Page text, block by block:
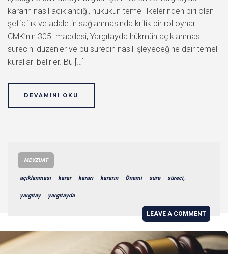
kararın nasıl açıklandığı, hukukun temel ilkelerinden biri olan
şeffaflık ve adaletin sağlanmasında kritik bir rol oynar.
CMK’nın 305. maddesi, Yargıtayda hükmün açıklanması
sürecini düzenler ve bu sürecin nasıl işleyeceğine dair temel
kuralları belirler. Bu […]
DEVAMINI OKU
MEVZUAT
açıklanması karar kararı kararın Önemi süre süreci,
yargıtay yargıtayda
LEAVE A COMMENT